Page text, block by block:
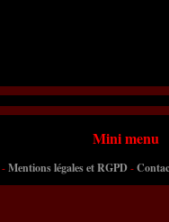
Mini menu
-Mentions légales et RGPD-